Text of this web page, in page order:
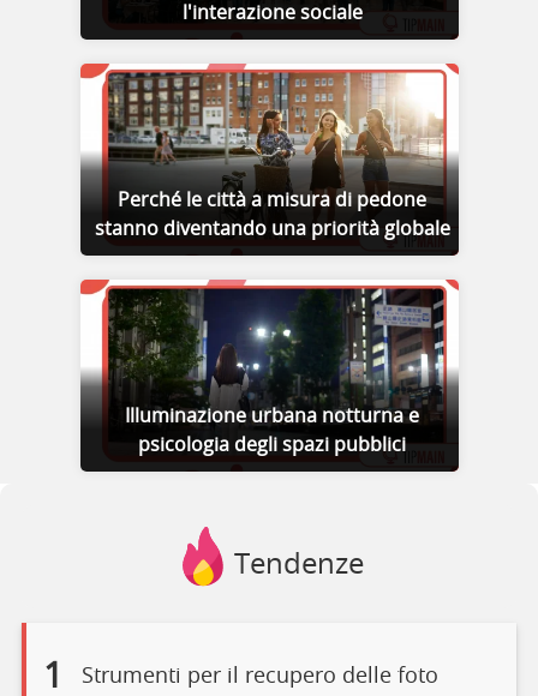
l'interazione sociale
Perché le città a misura di pedone
stanno diventando una priorità globale
Illuminazione urbana notturna e
psicologia degli spazi pubblici
Tendenze
1 Strumenti per il recupero delle foto